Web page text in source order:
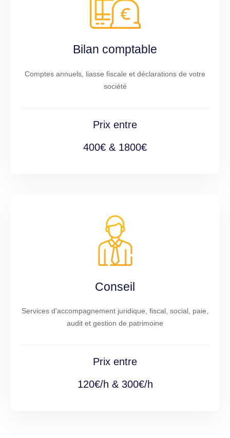
Bilan comptable
Comptes annuels, liasse fiscale et déclarations de votre
société
Prix entre
400€ & 1800€
Conseil
Services d'accompagnement juridique, fiscal, social, paie,
audit et gestion de patrimoine
Prix entre
120€/h & 300€/h